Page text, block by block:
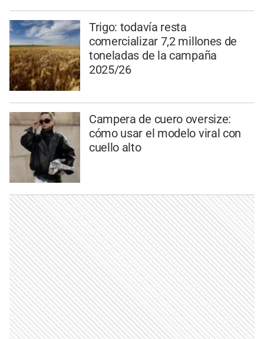
Trigo: todavía resta
comercializar 7,2 millones de
toneladas de la campaña
2025/26
Campera de cuero oversize:
cómo usar el modelo viral con
cuello alto